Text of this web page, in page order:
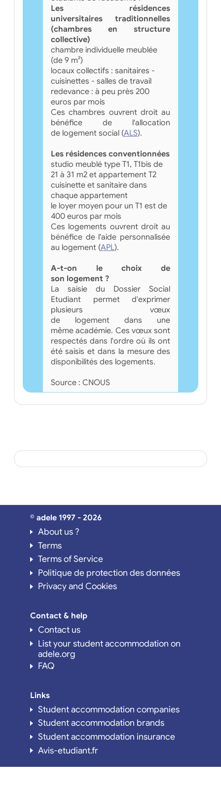
Les résidences
universitaires traditionnelles
(chambres en structure
collective)
chambre individuelle meublée
(de 9 m²)
locaux collectifs : sanitaires -
cuisinettes - salles de travail
redevance : à peu près 200
euros par mois
Ces chambres ouvrent droit au
bénéfice de l'allocation
de logement social (ALS).
Les résidences conventionnées
studio meublé type T1, T1bis de
21 à 31 m2 et appartement T2
cuisinette et sanitaire dans
chaque appartement
le loyer moyen pour un T1 est de
400 euros par mois
Ces logements ouvrent droit au
bénéfice de l'aide personnalisée
au logement (APL).
A-t-on le choix de
son logement ?
La saisie du Dossier Social
Etudiant permet d'exprimer
plusieurs vœux
de logement dans une
même académie. Ces vœux sont
respectés dans l'ordre où ils ont
été saisis et dans la mesure des
disponibilités des logements.
Source : CNOUS
© adele 1997 - 2026
About us ?
Terms
Terms of Service
Politique de protection des données
Privacy and Cookies
Contact & help
Contact us
List your student accommodation on
adele.org
FAQ
Links
Student accommodation companies
Student accommodation brands
Student accommodation insurance
Avis-etudiant.fr